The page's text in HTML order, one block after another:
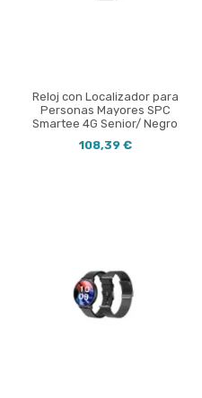
Reloj con Localizador para
Personas Mayores SPC
Smartee 4G Senior/ Negro
108,39 €